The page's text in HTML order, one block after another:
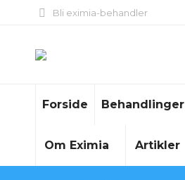
Bli eximia-behandler
Forside Behandlinger
Om Eximia Artikler